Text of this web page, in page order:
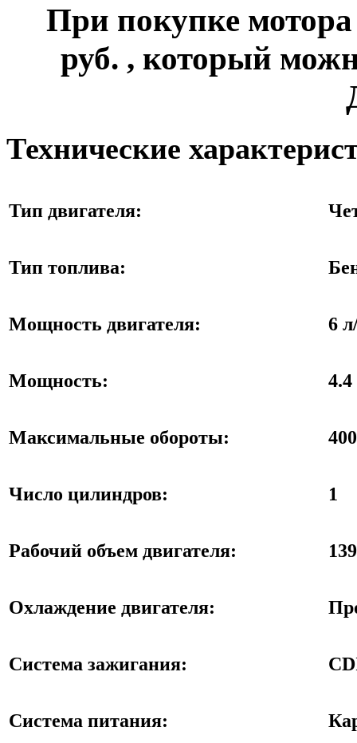
При покупке
руб. , который
Технические
Тип двигателя:
Тип топлива:
Мощность двигателя: 6
Мощность:
Максимальные обороты:
Число цилиндров: 1
Рабочий объем двигателя:
Охлаждение двигателя:
Система зажигания:
Система питания: